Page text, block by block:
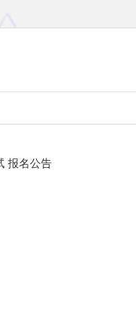
报名公告